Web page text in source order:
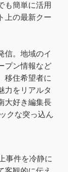
も簡単に活用
上の最新クー
信。地域のイ
プン情報など
移住希望者に
力をリアルタ
大好き編集長
クな突っ込ん
事件を冷静に